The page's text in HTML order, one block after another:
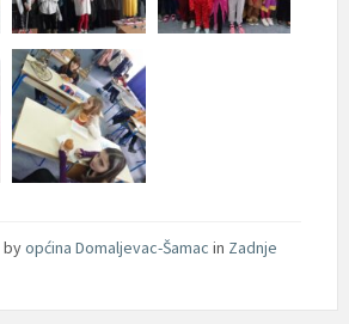
byopćina Domaljevac-Šamac in Zadnje